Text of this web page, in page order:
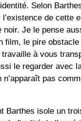
Selon
de cette
noir. Je le pense
film, le pire
à vous
le regarder avec
pas
Barthes isole un